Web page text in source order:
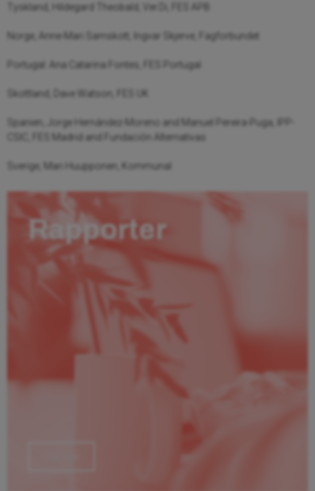
Tyskland, Hildegard Theobald, Ver.Di, FES APB
Norge, Anne-Mari Samskott, Ingvar Skjerve, Fagforbundet
Portugal: Ana Catarina Fontes, FES Portugal
Skottland, Dave Watson, FES UK
Spanien, Jorge Hernández-Moreno and Manuel Pereira-Puga, IPP-
CSIC, FES Madrid and Fundación Alternativas
Sverige, Mari Huupponen, Kommunal
Rapporter